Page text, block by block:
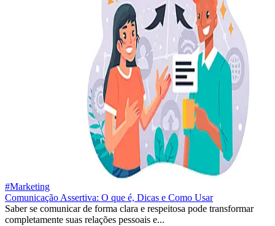
#Marketing
Comunicação Assertiva: O que é, Dicas e Como Usar
Saber se comunicar de forma clara e respeitosa pode transformar
completamente suas relações pessoais e...